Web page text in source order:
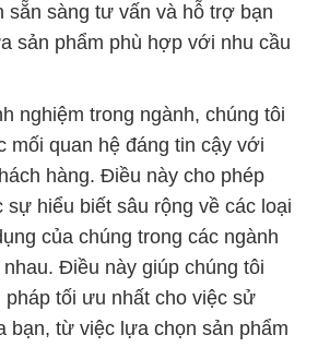
sẵn sàng tư vấn và hỗ trợ bạn
sản phẩm phù hợp với nhu cầu
nghiệm trong ngành, chúng tôi
mối quan hệ đáng tin cậy với
hàng. Điều này cho phép
hiểu biết sâu rộng về các loại
của chúng trong các ngành
Điều này giúp chúng tôi
tối ưu nhất cho việc sử
bạn, từ việc lựa chọn sản phẩm